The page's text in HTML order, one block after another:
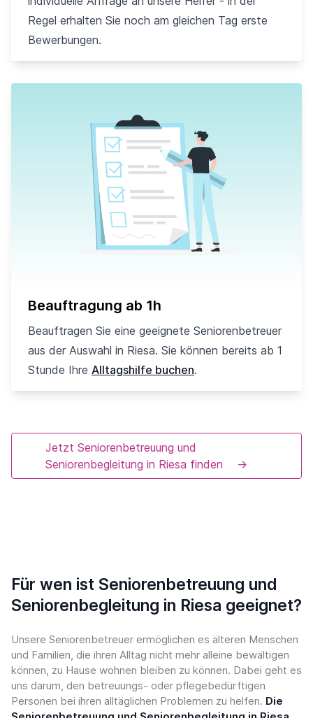
Regel erhalten Sie noch am gleichen Tag erste
Bewerbungen.
Beauftragung ab 1h
Beauftragen Sie eine geeignete Seniorenbetreuer
aus der Auswahl in Riesa. Sie können bereits ab 1
Stunde Ihre Alltagshilfe buchen.
Jetzt Seniorenbetreuung und
Seniorenbegleitung in Riesa finden
→
Für wen ist Seniorenbetreuung und
Seniorenbegleitung in Riesa geeignet?
Unsere Seniorenbetreuer ermöglichen es älteren Menschen
und Familien, die ihren Alltag nicht mehr alleine bewältigen
können, zu Hause wohnen bleiben zu können. Dabei geht es
uns darum, den betreuungs- oder pflegebedürftigen
Personen bei ihren alltäglichen Problemen zu helfen. Die